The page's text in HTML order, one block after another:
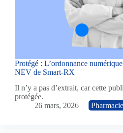
Protégé : L’ordonnance
NEV de Smart-RX
Il n’y a pas d’extrait, car cette
protégée.
26 mars, 2026